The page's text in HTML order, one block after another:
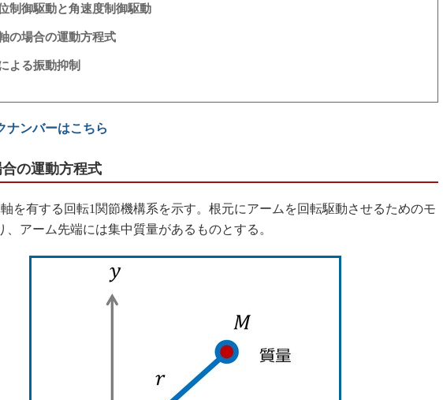
制御駆動と角速度制御駆動
の場合の運動方程式
よる振動抑制
ナンバーはこちら
の運動方程式
を有する回転1関節機構系を示す。根元にアームを回転駆動させるためのモ
、アーム先端には集中質量があるものとする。